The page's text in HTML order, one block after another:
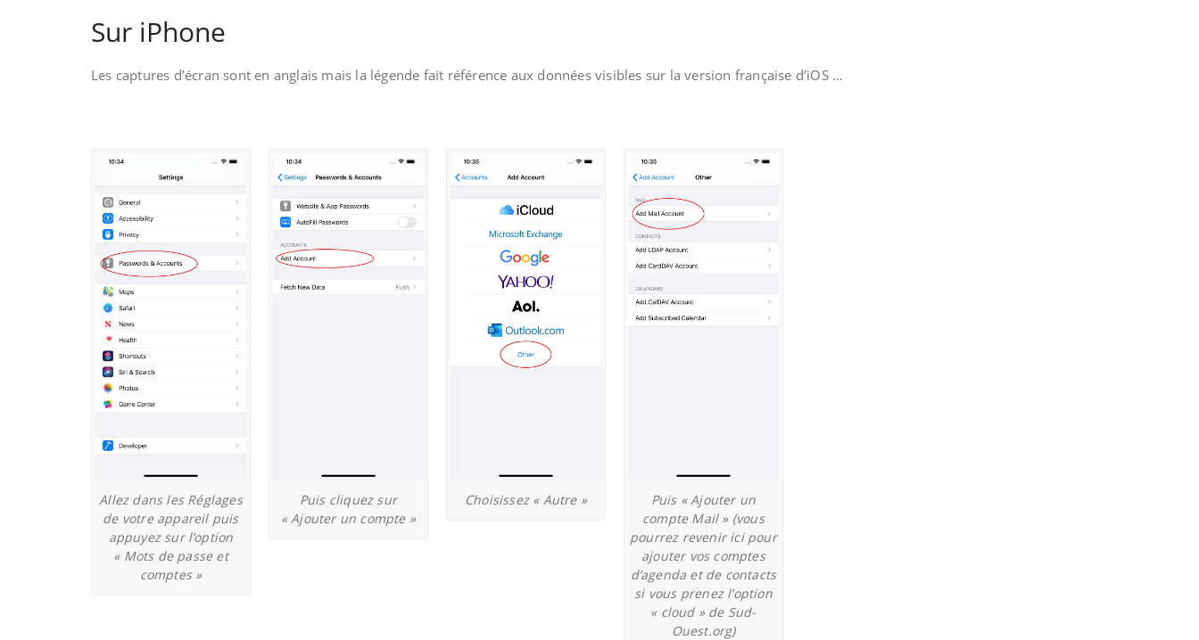
Sur iPhone
Les captures d’écran sont en anglais mais la légende fait référence aux données visibles sur la version française d’iOS …
Allez dans les Réglages
de votre appareil puis
appuyez sur l’option
« Mots de passe et
comptes »
Puis cliquez sur
« Ajouter un compte »
Choisissez « Autre »
Puis « Ajouter un
compte Mail » (vous
pourrez revenir ici pour
ajouter vos comptes
d’agenda et de contacts
si vous prenez l’option
« cloud » de Sud-
Ouest.org)